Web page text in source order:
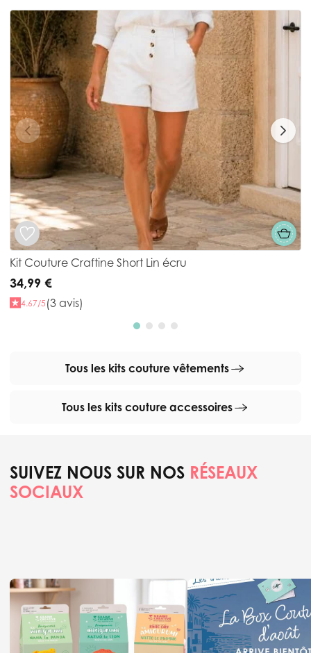
Kit Couture Craftine Short Lin écru
34,99 €
4.67/5 (3 avis)
Tous les kits couture vêtements
Tous les kits couture accessoires
SUIVEZ NOUS SUR NOS RÉSEAUX
SOCIAUX